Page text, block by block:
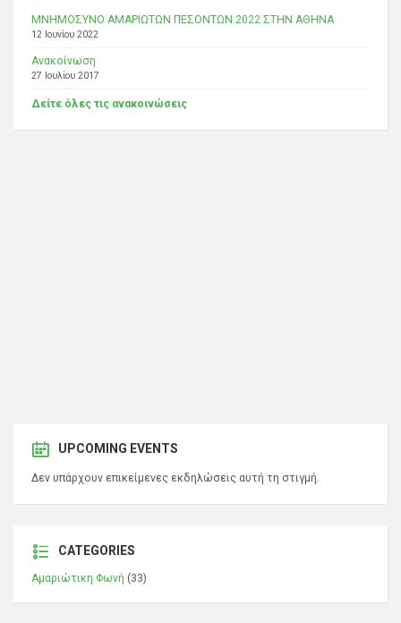
ΜΝΗΜΟΣΥΝΟ ΑΜΑΡΙΩΤΩΝ ΠΕΣΟΝΤΩΝ 2022 ΣΤΗΝ ΑΘΗΝΑ
12 Ιουνίου 2022
Ανακοίνωση
27 Ιουλίου 2017
Δείτε όλες τις ανακοινώσεις
UPCOMING EVENTS
Δεν υπάρχουν επικείμενες εκδηλώσεις αυτή τη στιγμή.
CATEGORIES
Αμαριώτικη Φωνή (33)